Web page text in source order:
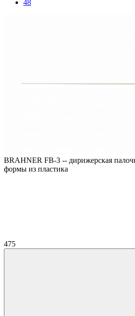
48
BRAHNER FB-3 -- дирижерская
формы из пластика
475